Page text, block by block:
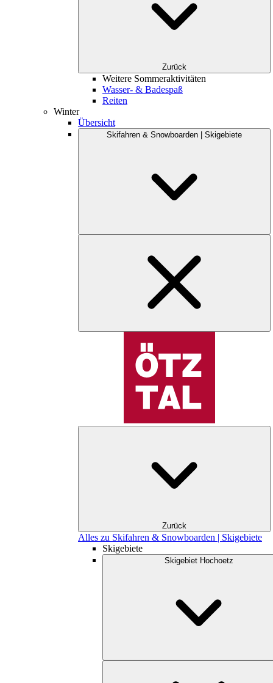
Zurück
Weitere Sommeraktivitäten
Wasser- & Badespaß
Reiten
Winter
Übersicht
Skifahren & Snowboarden | Skigebiete
Zurück
Alles zu Skifahren & Snowboarden | Skigebiete
Skigebiete
Skigebiet Hochoetz